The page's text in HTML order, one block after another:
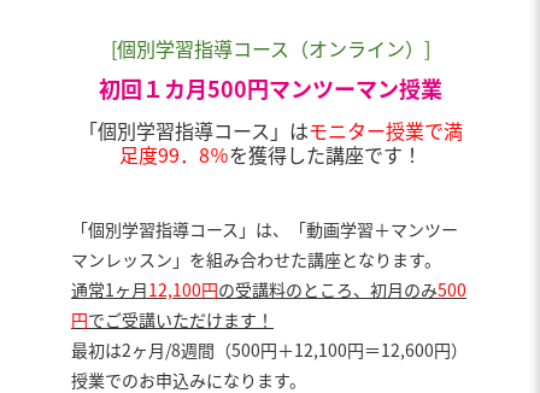
[個別学習指導コース（オンライン）]
初回１カ月500円マンツーマン授業
「個別学習指導コース」はモニター授業で満
足度99．8％を獲得した講座です！
「個別学習指導コース」は、「動画学習＋マンツー
マンレッスン」を組み合わせた講座となります。
通常1ヶ月12,100円の受講料のところ、初月のみ500
円でご受講いただけます！
最初は2ヶ月/8週間（500円＋12,100円＝12,600円）
授業でのお申込みになります。